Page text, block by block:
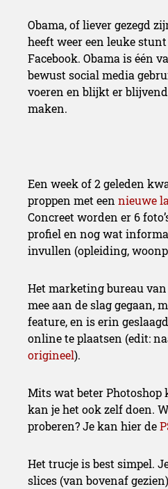
Obama, of liever gezegd
heeft weer een leuke
Facebook. Obama is één
bewust social media
voeren en blijkt er
maken.
Een week of 2 geleden
proppen met een nieuwe
Concreet worden er 6
profiel en nog wat
invullen (opleiding,
Het marketing bureau
mee aan de slag gegaan,
feature, en is erin
online te plaatsen (edit:
origineel).
Mits wat beter
kan je het ook zelf doen.
proberen? Je kan hier de
Het trucje is best simpel.
slices (van bovenaf